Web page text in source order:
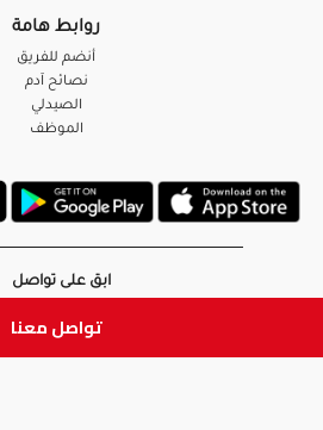
تواصل معنا
روابط هامة
أنضم للفريق
نصائح آدم
الصيدلي
الموظف
ابق على تواصل